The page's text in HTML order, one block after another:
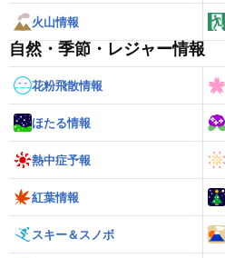
火山情報
自然・季節・レジャー情報
花粉飛散情報
ほたる情報
熱中症予報
紅葉情報
スキー＆スノボ